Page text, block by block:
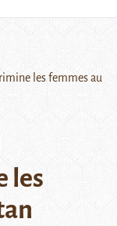
les femmes au
les